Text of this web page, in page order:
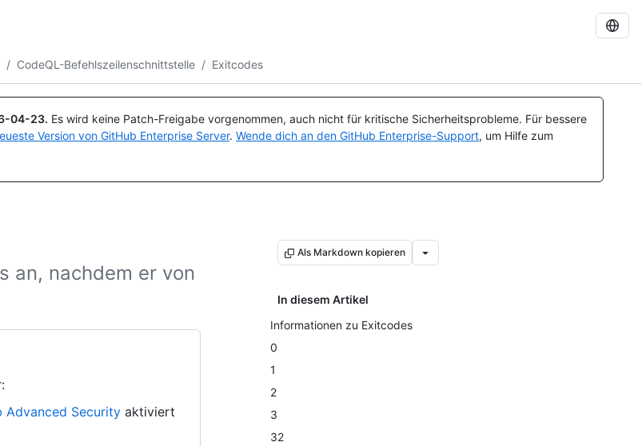
/ CodeQL-Befehlszeilenschnittstelle / Exitcodes
04-23. Es wird keine Patch-Freigabe vorgenommen, auch nicht für kritische Sicherheitsprobleme. Für bessere
Version von GitHub Enterprise Server. Wende dich an den GitHub Enterprise-Support, um Hilfe zum
an, nachdem er von
Advanced Security aktiviert
Als Markdown kopieren
In diesem Artikel
Informationen zu Exitcodes
0
1
2
3
32